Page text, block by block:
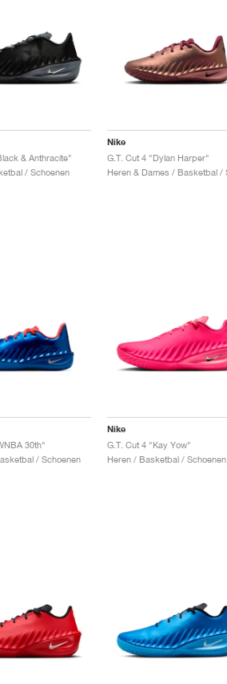
& Anthracite"
/ Schoenen
Nike
G.T. Cut 4 "Dylan Harper"
30th"
/ Schoenen
Nike
G.T. Cut 4 "Kay Yow"
Heren / Basketbal / Schoenen